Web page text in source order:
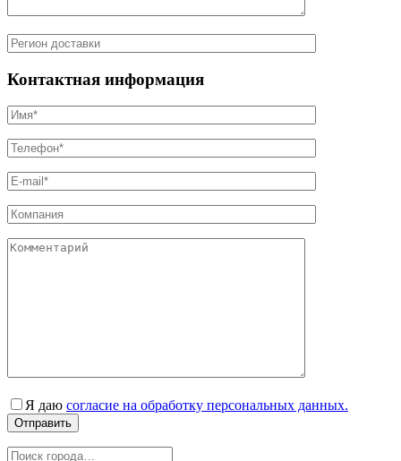
Контактная информация
Я даю согласие на обработку персональных данных.